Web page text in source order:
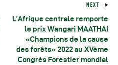
NEXT
L’Afrique centrale remporte
le prix Wangari MAATHAI
«Champions de la cause
des forêts» 2022 au XVème
Congrès Forestier mondial